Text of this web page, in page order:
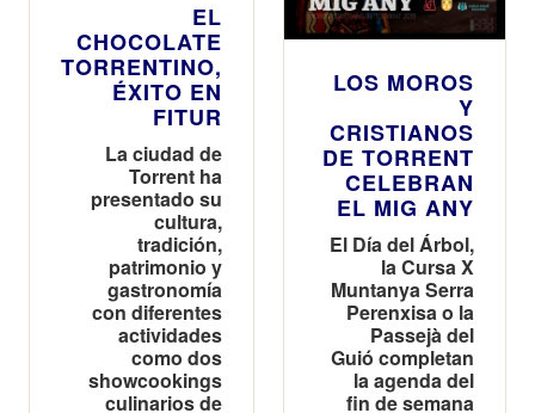
EL
CHOCOLATE
TORRENTINO,
ÉXITO EN
FITUR
La ciudad de
Torrent ha
presentado su
cultura,
tradición,
patrimonio y
gastronomía
con diferentes
actividades
como dos
showcookings
culinarios de
LOS MOROS
Y
CRISTIANOS
DE TORRENT
CELEBRAN
EL MIG ANY
El Día del Árbol,
la Cursa X
Muntanya Serra
Perenxisa o la
Passejà del
Guió completan
la agenda del
fin de semana